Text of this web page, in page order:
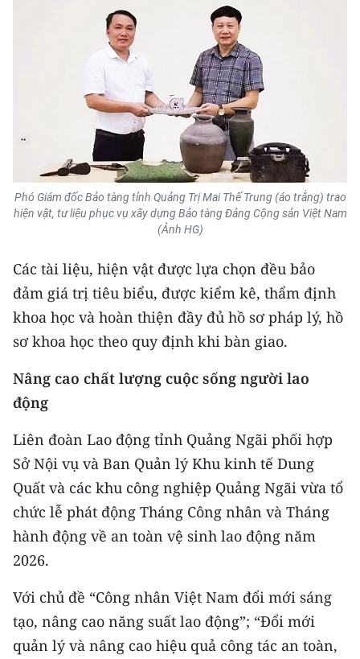
ESPAÑOL
한국어
Phó Giám đốc Bảo tàng tỉnh Quảng Trị Mai Thế Trung (áo trắng) trao
hiện vật, tư liệu phục vụ xây dựng Bảo tàng Đảng Cộng sản Việt Nam
(Ảnh HG)
Các tài liệu, hiện vật được lựa chọn đều bảo
đảm giá trị tiêu biểu, được kiểm kê, thẩm định
khoa học và hoàn thiện đầy đủ hồ sơ pháp lý, hồ
sơ khoa học theo quy định khi bàn giao.
Nâng cao chất lượng cuộc sống người lao
động
Liên đoàn Lao động tỉnh Quảng Ngãi phối hợp
Sở Nội vụ và Ban Quản lý Khu kinh tế Dung
Quất và các khu công nghiệp Quảng Ngãi vừa tổ
chức lễ phát động Tháng Công nhân và Tháng
hành động về an toàn vệ sinh lao động năm
2026.
Với chủ đề “Công nhân Việt Nam đổi mới sáng
tạo, nâng cao năng suất lao động”; “Đổi mới
quản lý và nâng cao hiệu quả công tác an toàn,